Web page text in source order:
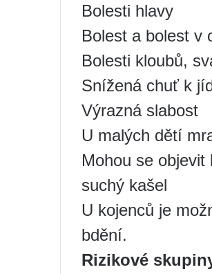
Bolesti hlavy
Bolest a bolest v
Bolesti kloubů,
Snížená chuť k
Výrazná slabost
U malých dětí
Mohou se
suchý kašel
U kojenců je
bdění.
Rizikové